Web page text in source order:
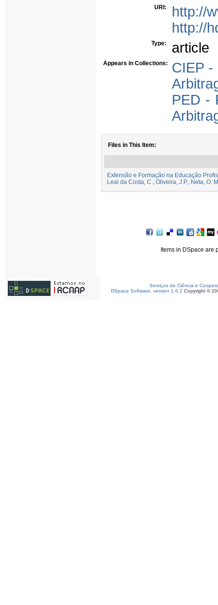
URI:
http://
http://
Type: article
Appears in Collections:
CIEP -
PED -
Files in This Item:
Extensão e Formação na Educação
Leal da Costa, C., Oliveira, J.P., Neta, O.
Items in DSpace are
Serviços de Ciência e
DSpace Software, version 1.6.2 Copyright ©